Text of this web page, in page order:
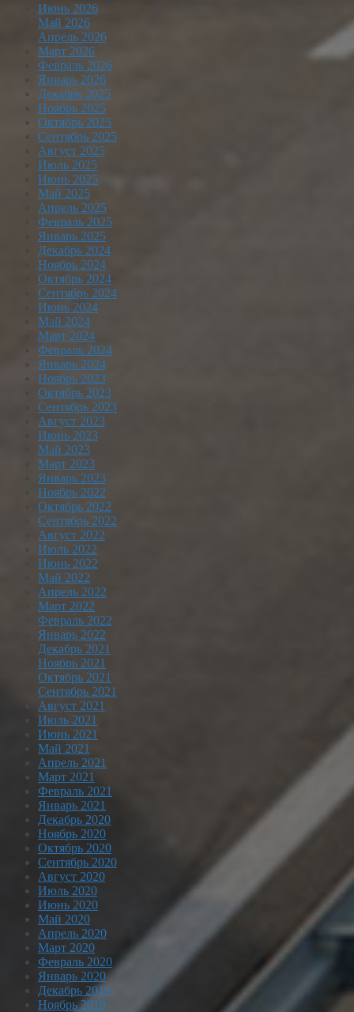
Июнь 2026
Май 2026
Апрель 2026
Март 2026
Февраль 2026
Январь 2026
Декабрь 2025
Ноябрь 2025
Октябрь 2025
Сентябрь 2025
Август 2025
Июль 2025
Июнь 2025
Май 2025
Апрель 2025
Февраль 2025
Январь 2025
Декабрь 2024
Ноябрь 2024
Октябрь 2024
Сентябрь 2024
Июнь 2024
Май 2024
Март 2024
Февраль 2024
Январь 2024
Ноябрь 2023
Октябрь 2023
Сентябрь 2023
Август 2023
Июнь 2023
Май 2023
Март 2023
Январь 2023
Ноябрь 2022
Октябрь 2022
Сентябрь 2022
Август 2022
Июль 2022
Июнь 2022
Май 2022
Апрель 2022
Март 2022
Февраль 2022
Январь 2022
Декабрь 2021
Ноябрь 2021
Октябрь 2021
Сентябрь 2021
Август 2021
Июль 2021
Июнь 2021
Май 2021
Апрель 2021
Март 2021
Февраль 2021
Январь 2021
Декабрь 2020
Ноябрь 2020
Октябрь 2020
Сентябрь 2020
Август 2020
Июль 2020
Июнь 2020
Май 2020
Апрель 2020
Март 2020
Февраль 2020
Январь 2020
Декабрь 2019
Ноябрь 2019